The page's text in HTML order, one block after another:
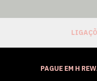
PAGUE EM H